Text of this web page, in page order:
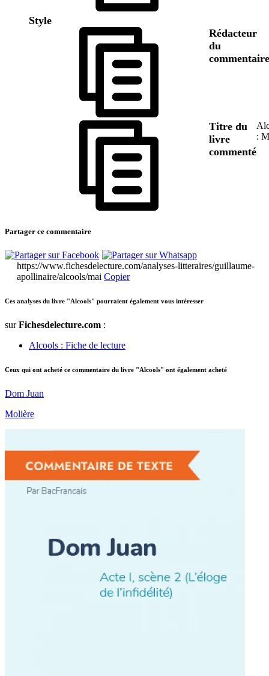
Style
Rédacteur
du
commentaire
Titre du
livre
commenté
:
Partager ce commentaire
https://www.fichesdelecture.com/analyses-litteraires/guillaume-
apollinaire/alcools/mai Copier
Ces analyses du livre "Alcools" pourraient également vous intéresser
surFichesdelecture.com :
Alcools : Fiche de lecture
Ceux qui ont acheté ce commentaire du livre "Alcools" ont également acheté
Dom Juan
Molière